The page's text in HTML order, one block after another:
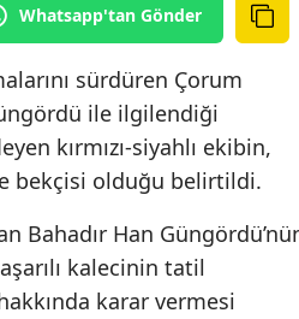
Whatsapp'tan Gönder
sürdüren Çorum
ile ilgilendiği
kırmızı-siyahlı ekibin,
bekçisi olduğu belirtildi.
Bahadır Han
kalecinin tatil
karar vermesi